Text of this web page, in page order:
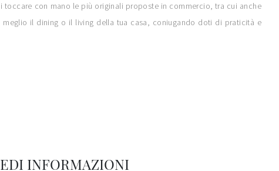
con mano le più originali proposte in commercio, tra cui anche
il dining o il living della tua casa, coniugando doti di praticità e
INFORMAZIONI